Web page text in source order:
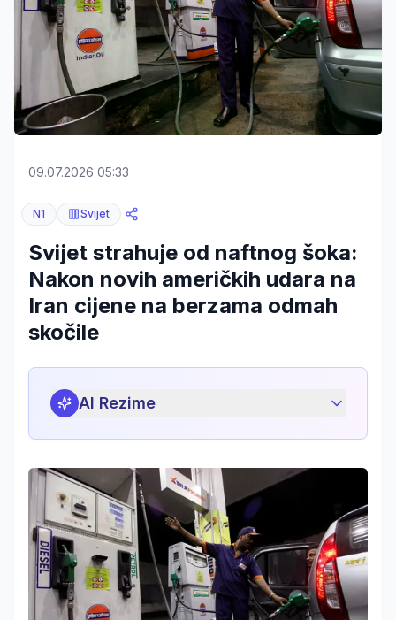
09.07.2026 05:33
N1 Svijet
Svijet strahuje od naftnog šoka:
Nakon novih američkih udara na
Iran cijene na berzama odmah
skočile
AI Rezime